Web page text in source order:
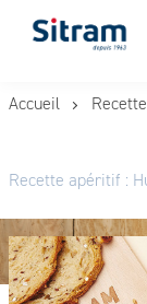
au
Accueil
Recette apéritif :